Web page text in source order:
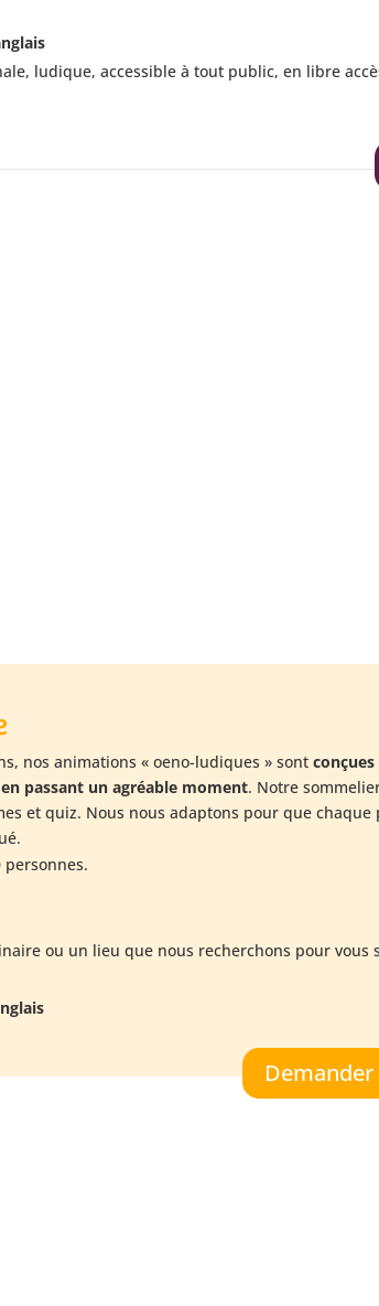
ludique, accessible à tout public, en libre
nos animations « oeno-ludiques » sont
passant un agréable moment. Notre
et quiz. Nous nous adaptons pour que chaque
ou un lieu que nous recherchons pour vous